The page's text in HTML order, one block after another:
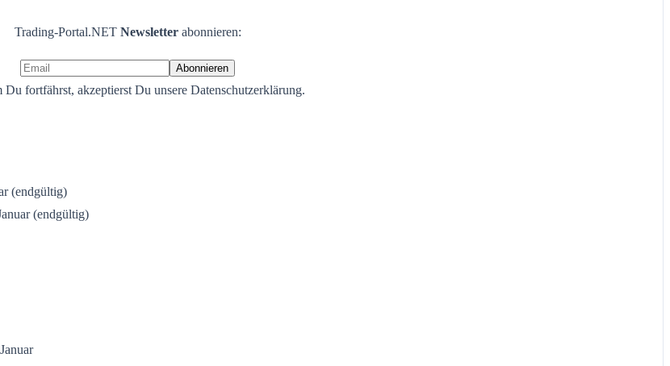
Trading-Portal.NET Newsletter abonnieren:
Du fortfährst, akzeptierst Du unsere Datenschutzerklärung.
(endgültig)
(endgültig)